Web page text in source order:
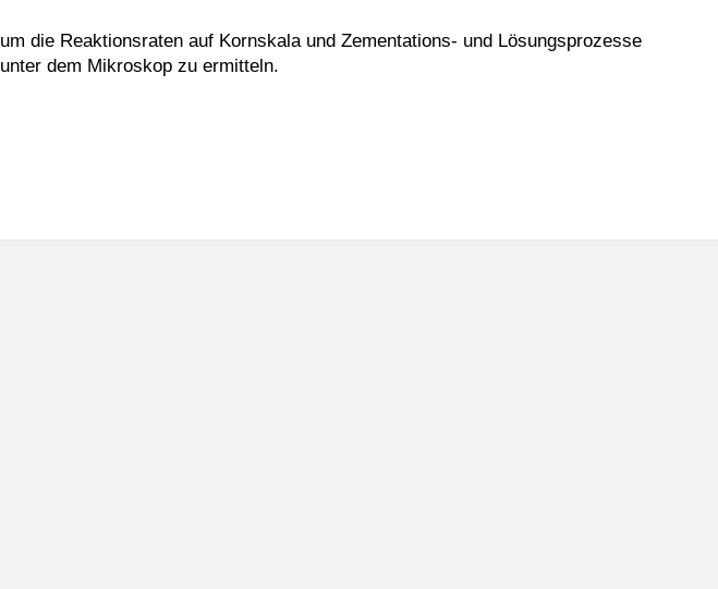
um die Reaktionsraten auf Kornskala und Zementations- und Lösungsprozesse
unter dem Mikroskop zu ermitteln.